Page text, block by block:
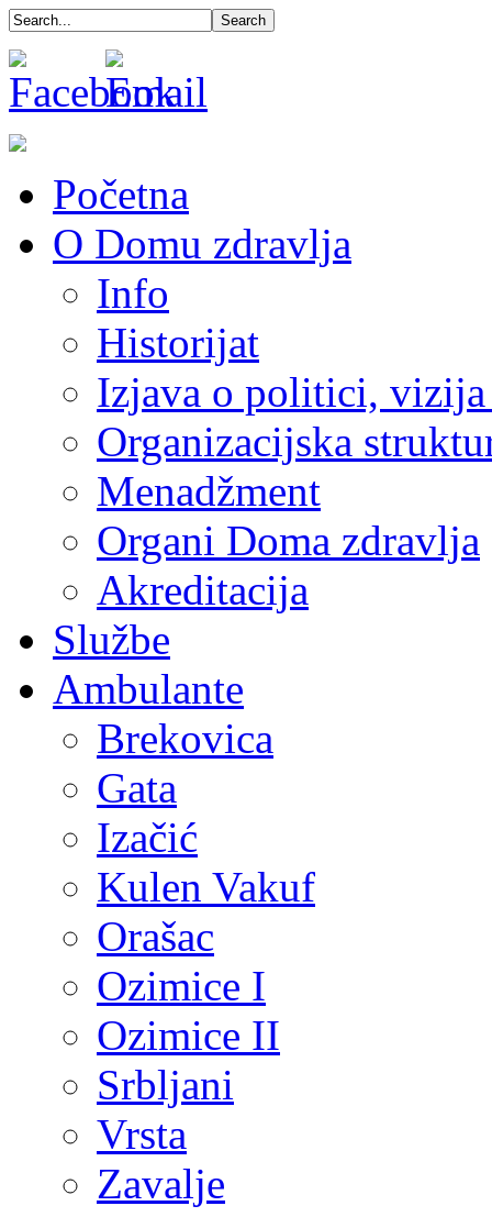
Početna
O Domu zdravlja
Info
Historijat
Izjava o politici,
Organizacijska
Menadžment
Organi Doma zdravlja
Akreditacija
Službe
Ambulante
Brekovica
Gata
Izačić
Kulen Vakuf
Orašac
Ozimice I
Ozimice II
Srbljani
Vrsta
Zavalje